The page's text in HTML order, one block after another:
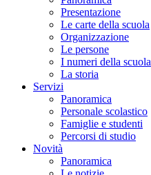
Presentazione
Le carte della scuola
Organizzazione
Le persone
I numeri della scuola
La storia
Servizi
Panoramica
Personale scolastico
Famiglie e studenti
Percorsi di studio
Novità
Panoramica